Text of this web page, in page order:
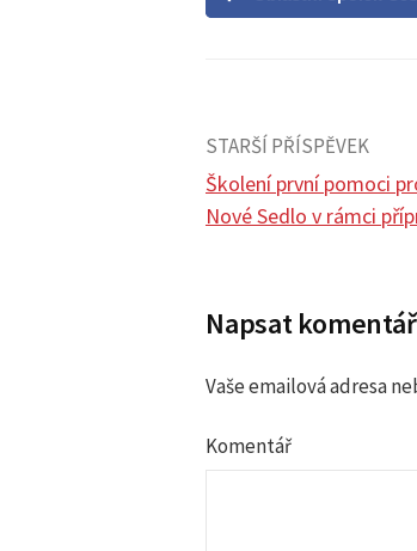
a
v
i
g
STARŠÍ PŘÍSPĚVEK
Školení první pomoci
Nové Sedlo v rámci
Napsat komentář
Vaše emailová adresa
Komentář